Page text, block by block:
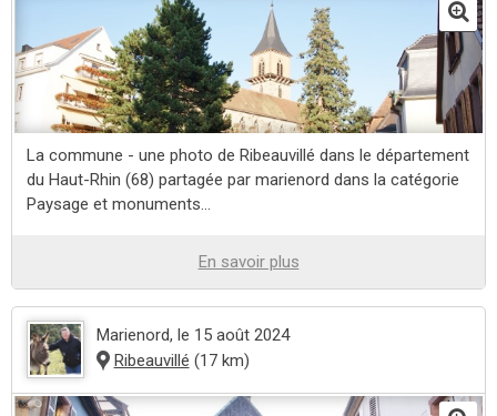
La commune - une photo de Ribeauvillé dans le département
du Haut-Rhin (68) partagée par marienord dans la catégorie
Paysage et monuments...
En savoir plus
Marienord, le 15 août 2024
Ribeauvillé (17 km)